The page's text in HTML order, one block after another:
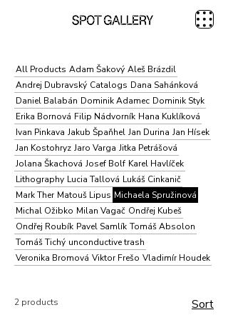
All Products Adam Šakový Aleš Brázdil
Andrej Dubravský Catalogs Dana Sahánková
Daniel Balabán Dominik Adamec Dominik Styk
Erika Bornová Filip Nádvorník Hana Kuklíková
Ivan Pinkava Jakub Špaňhel Jan Durina Jan Hísek
Jan Kostohryz Jaro Varga Jitka Petrášová
Jolana Škachová Josef Bolf Karel Havlíček
Lithography Lucia Tallová Lukáš Cinkanič
Mark Ther Matouš Lipus Michaela Spružinová
Michal Ožibko Milan Vagač Ondřej Kubeš
Ondřej Roubík Pavel Samlík Tomáš Absolon
Tomáš Tichý unconductive trash
Veronika Bromová Viktor Frešo Vladimír Houdek
2 products Sort